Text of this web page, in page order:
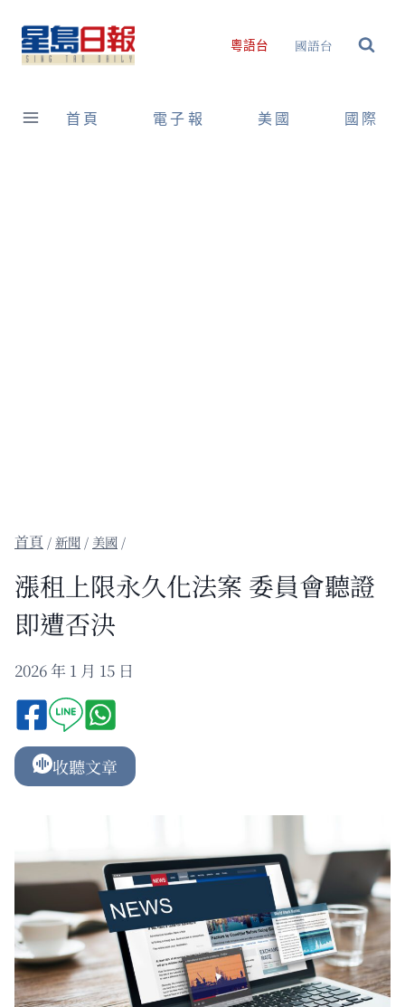
content
粵語台 國語台
首頁 電子報 美國 國際
/新聞 / 美國 /
漲租上限永久化法案 委員會聽證
即遭否決
2026 年 1 月 15 日
收聽文章